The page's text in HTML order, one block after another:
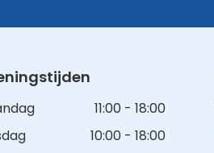
11:00 - 18:00
10:00 - 18:00